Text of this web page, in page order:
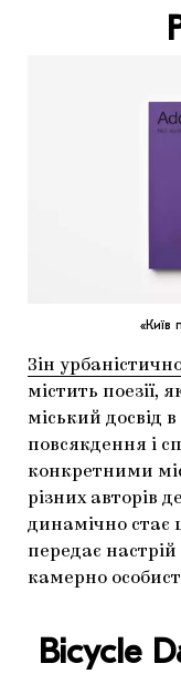
«Київ
Зін
містить поезії,
міський досвід
повсякдення і
конкретними
різних авторів
динамічно стає
передає
камерно
Bicycle